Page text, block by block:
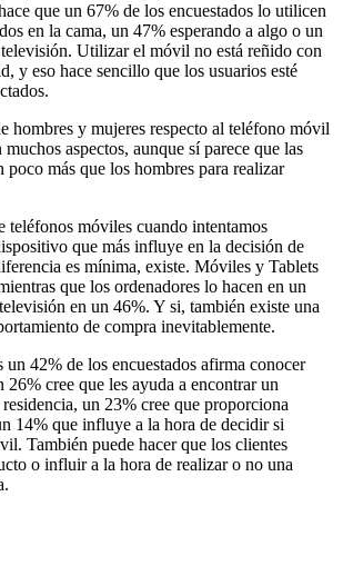
que un 67% de los encuestados lo utilicen
en la cama, un 47% esperando a algo o un
Utilizar el móvil no está reñido con
y eso hace sencillo que los usuarios esté
hombres y mujeres respecto al teléfono móvil
muchos aspectos, aunque sí parece que las
más que los hombres para realizar
teléfonos móviles cuando intentamos
que más influye en la decisión de
es mínima, existe. Móviles y Tablets
que los ordenadores lo hacen en un
en un 46%. Y si, también existe una
de compra inevitablemente.
un 42% de los encuestados afirma conocer
26% cree que les ayuda a encontrar un
un 23% cree que proporciona
14% que influye a la hora de decidir si
También puede hacer que los clientes
o influir a la hora de realizar o no una